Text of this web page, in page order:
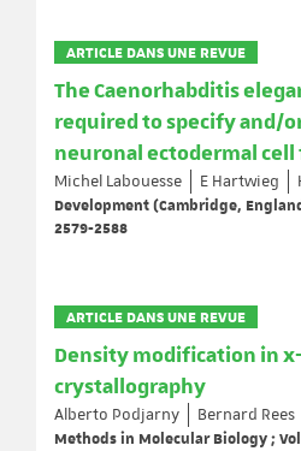
ARTICLE DANS UNE REVUE
The Caenorhabditis
required to specify and/
neuronal ectodermal cell
Michel Labouesse E Hartwieg
Development (Cambridge,
2579-2588
ARTICLE DANS UNE REVUE
Density modification in
crystallography
Alberto Podjarny Bernard Rees
Methods in Molecular Biology ;